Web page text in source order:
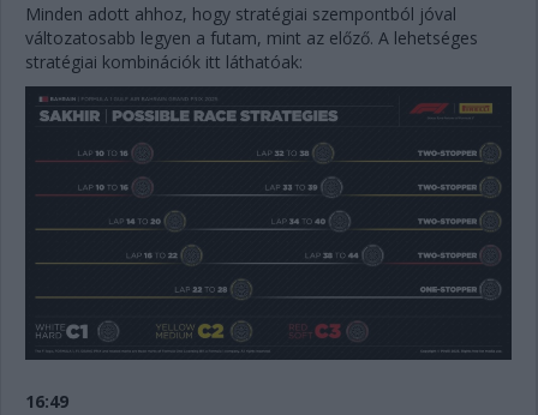
Minden adott ahhoz, hogy stratégiai szempontból jóval
változatosabb legyen a futam, mint az előző. A lehetséges
stratégiai kombinációk itt láthatóak:
16:49